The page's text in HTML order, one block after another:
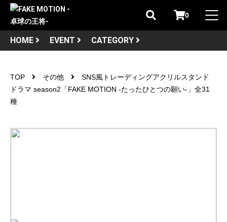
0
HOME EVENT CATEGORY
TOP その他
SNS風トレーディングアクリルスタンド
ドラマ season2「FAKE MOTION -たったひとつの願い-」全31
種